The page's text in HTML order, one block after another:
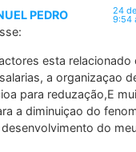
PEDRO
24
9:54
esta relacionado
a organizaçao
para reduzação,E
a diminuiçao do
do